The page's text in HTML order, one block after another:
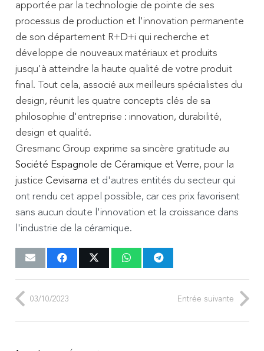
apportée par la technologie de pointe de ses
processus de production et l'innovation permanente
de son département R+D+i qui recherche et
développe de nouveaux matériaux et produits
jusqu'à atteindre la haute qualité de votre produit
final. Tout cela, associé aux meilleurs spécialistes du
design, réunit les quatre concepts clés de sa
philosophie d'entreprise : innovation, durabilité,
design et qualité.
Gresmanc Group exprime sa sincère gratitude au
Société Espagnole de Céramique et Verre, pour la
justice Cevisama et d'autres entités du secteur qui
ont rendu cet appel possible, car ces prix favorisent
sans aucun doute l'innovation et la croissance dans
l'industrie de la céramique.
03/10/2023 Entrée suivante